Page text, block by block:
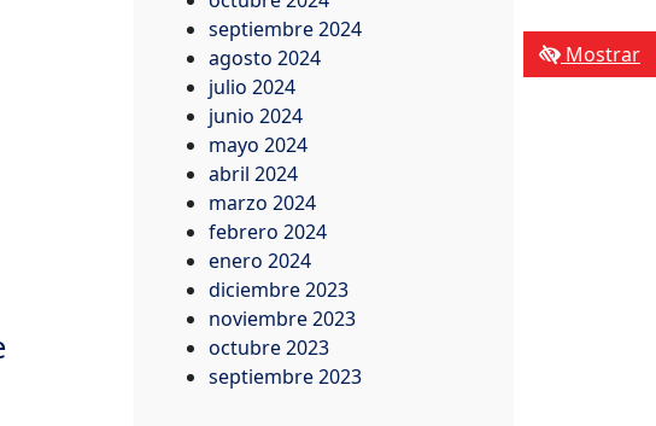
Mostrar
septiembre 2024
agosto 2024
julio 2024
junio 2024
mayo 2024
abril 2024
marzo 2024
febrero 2024
enero 2024
diciembre 2023
noviembre 2023
octubre 2023
septiembre 2023